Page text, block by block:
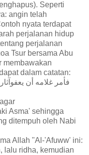
Seperti
angin telah
nyata terdapat
perjalanan hidup
perjalanan
Tsur bersama Abu
membawakan
dalam catatan:
فأمر غلامه أن
Asma' sehingga
ditempuh oleh Nabi
Allah "Al-'Afuww' ini:
lalu ridha, kemudian